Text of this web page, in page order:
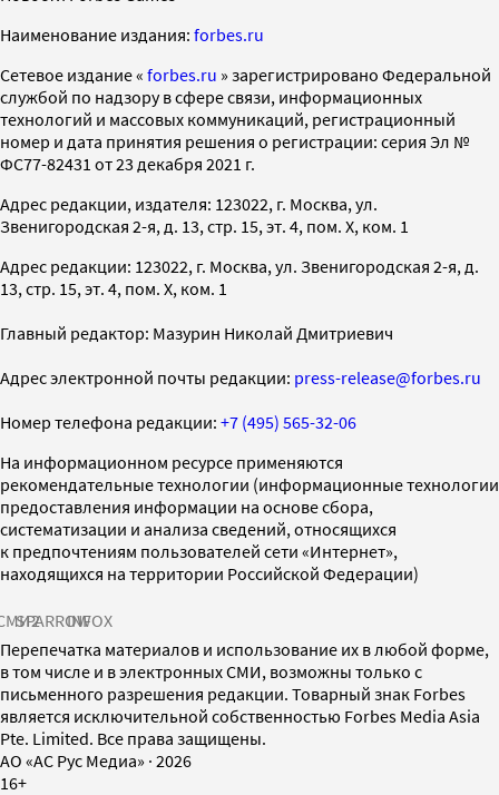
Наименование издания: forbes.ru
Cетевое издание « forbes.ru » зарегистрировано Федеральной
службой по надзору в сфере связи, информационных
технологий и массовых коммуникаций, регистрационный
номер и дата принятия решения о регистрации: серия Эл №
ФС77-82431 от 23 декабря 2021 г.
Адрес редакции, издателя: 123022, г. Москва, ул.
Звенигородская 2-я, д. 13, стр. 15, эт. 4, пом. X, ком. 1
Адрес редакции: 123022, г. Москва, ул. Звенигородская 2-я, д.
13, стр. 15, эт. 4, пом. X, ком. 1
Главный редактор: Мазурин Николай Дмитриевич
Адрес электронной почты редакции: press-release@forbes.ru
Номер телефона редакции: +7 (495) 565-32-06
На информационном ресурсе применяются
рекомендательные технологии (информационные технологии
предоставления информации на основе сбора,
систематизации и анализа сведений, относящихся
к предпочтениям пользователей сети «Интернет»,
находящихся на территории Российской Федерации)
SPARROWINFOX
Перепечатка материалов и использование их в любой форме,
в том числе и в электронных СМИ, возможны только с
письменного разрешения редакции. Товарный знак Forbes
является исключительной собственностью Forbes Media Asia
Pte. Limited. Все права защищены.
AO «АС Рус Медиа» · 2026
16+